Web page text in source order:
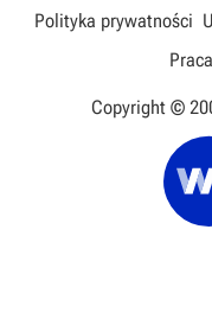
Polityka prywatności
Praca
Copyright ©